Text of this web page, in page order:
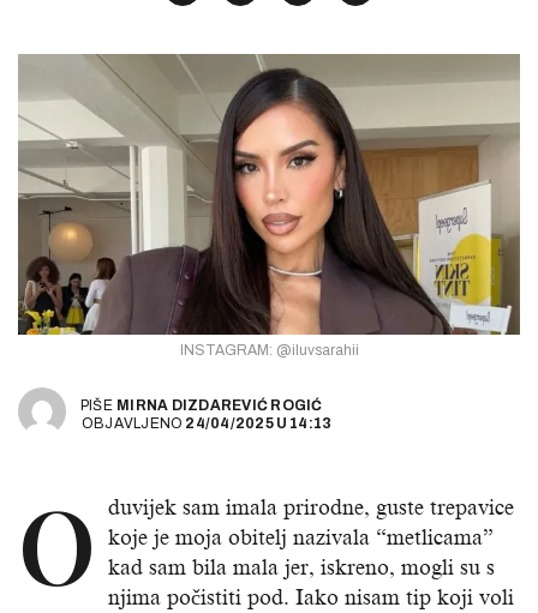
INSTAGRAM: @iluvsarahii
PIŠE MIRNA DIZDAREVIĆ ROGIĆ
OBJAVLJENO 24/04/2025 U 14:13
O
duvijek sam imala prirodne, guste trepavice
koje je moja obitelj nazivala “metlicama”
kad sam bila mala jer, iskreno, mogli su s
njima počistiti pod. Iako nisam tip koji voli